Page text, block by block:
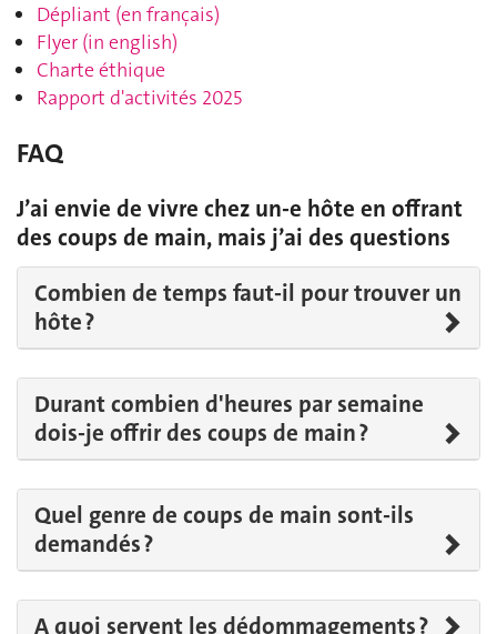
Dépliant (en français)
Flyer (in english)
Charte éthique
Rapport d'activités 2025
FAQ
J’ai envie de vivre chez un-e hôte en offrant
des coups de main, mais j’ai des questions
Combien de temps faut-il pour trouver un
hôte ?
Durant combien d'heures par semaine
dois-je offrir des coups de main ?
Quel genre de coups de main sont-ils
demandés ?
A quoi servent les dédommagements ?